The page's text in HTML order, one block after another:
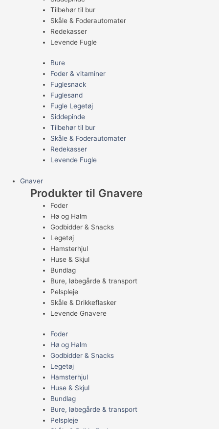
Tilbehør til bur
Skåle & Foderautomater
Redekasser
Levende Fugle
Bure
Foder & vitaminer
Fuglesnack
Fuglesand
Fugle Legetøj
Siddepinde
Tilbehør til bur
Skåle & Foderautomater
Redekasser
Levende Fugle
Gnaver
Produkter til Gnavere
Foder
Hø og Halm
Godbidder & Snacks
Legetøj
Hamsterhjul
Huse & Skjul
Bundlag
Bure, løbegårde & transport
Pelspleje
Skåle & Drikkeflasker
Levende Gnavere
Foder
Hø og Halm
Godbidder & Snacks
Legetøj
Hamsterhjul
Huse & Skjul
Bundlag
Bure, løbegårde & transport
Pelspleje